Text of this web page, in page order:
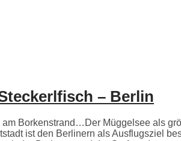
– Berlin
am Borkenstrand…Der Müggelsee als
ist den Berlinern als Ausflugsziel